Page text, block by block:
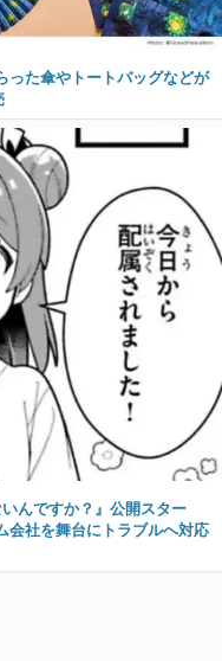
った傘やトートバッグなどが
んですか？』公開スター
会社を舞台にトラブルへ対応